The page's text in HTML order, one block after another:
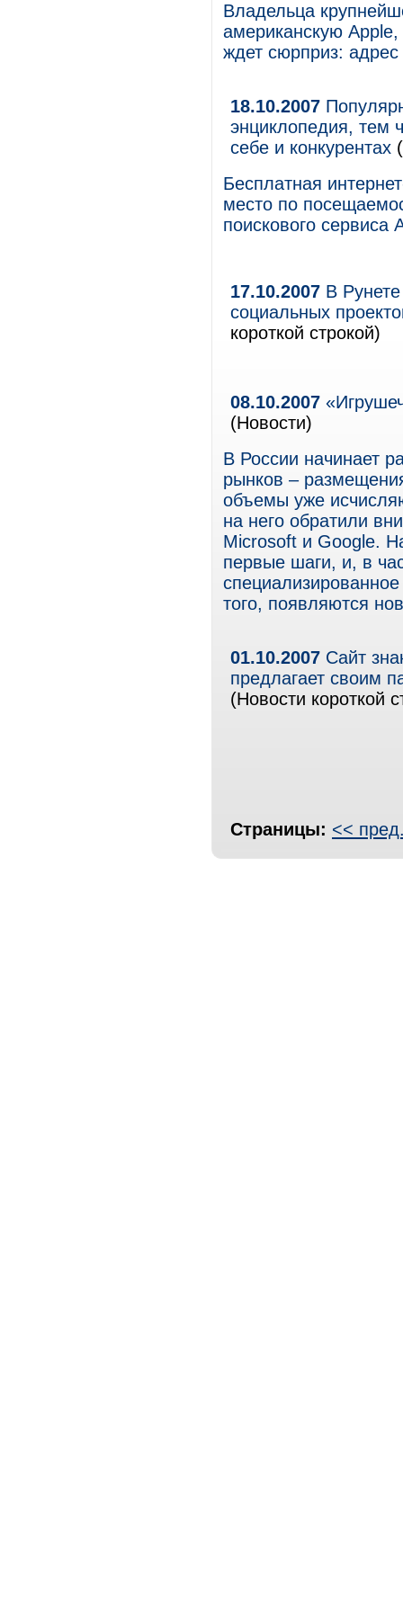
Владельца
американскую
ждет сюрприз:
18.10.2007
энциклопедия, тем
себе и конкурентах
Бесплатная
место по
поискового сервиса
17.10.2007 В
социальных
короткой строкой)
08.10.2007
(Новости)
В России начинает
рынков –
объемы уже
на него обратили
Microsoft и Google.
первые шаги, и, в
того, появляются
01.10.2007 Сайт
предлагает своим
(Новости короткой
Страницы: <<